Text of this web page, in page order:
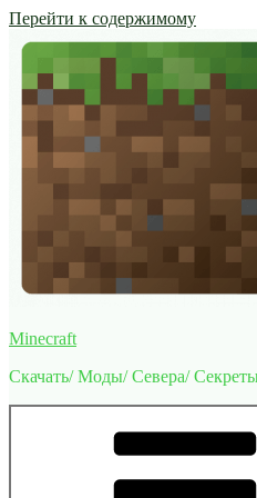
Перейти к содержимому
Minecraft
Скачать/ Моды/ Севера/